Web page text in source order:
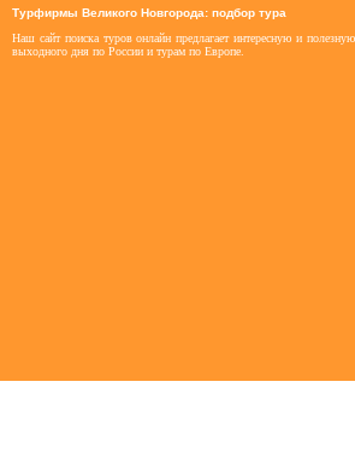
Турфирмы Великого Новгорода: подбор тура
Наш сайт поиска туров онлайн предлагает интересную и
выходного дня по России и турам по Европе.